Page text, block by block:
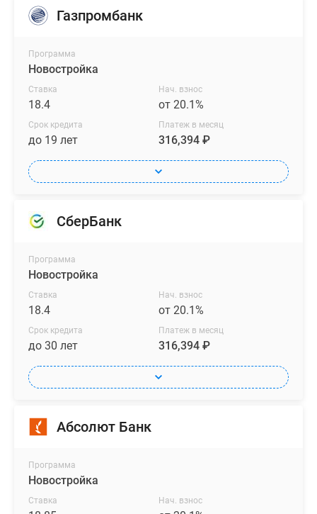
Газпромбанк
Программа
Новостройка
Ставка
18.4
Нач. взнос
от 20.1%
Срок кредита
до 19 лет
Платеж в месяц
316,394 ₽
СберБанк
Программа
Новостройка
Ставка
18.4
Нач. взнос
от 20.1%
Срок кредита
до 30 лет
Платеж в месяц
316,394 ₽
Абсолют Банк
Программа
Новостройка
Ставка Нач. взнос